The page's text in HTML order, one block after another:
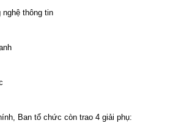
nghệ thông tin
Ban tổ chức còn trao 4 giải phụ: